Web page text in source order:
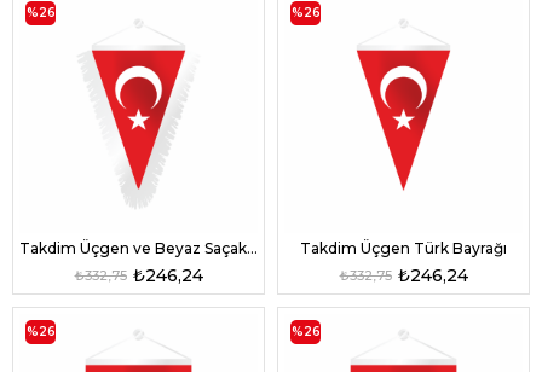
Takdim Üçgen ve Beyaz Saçaklı Türk Bayrağı
₺246,24
₺332,75
%26
Takdim Üçgen Türk Bayrağı
₺246,24
₺332,75
%26
%26 %26